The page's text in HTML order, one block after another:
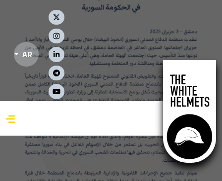
Social Links
AR